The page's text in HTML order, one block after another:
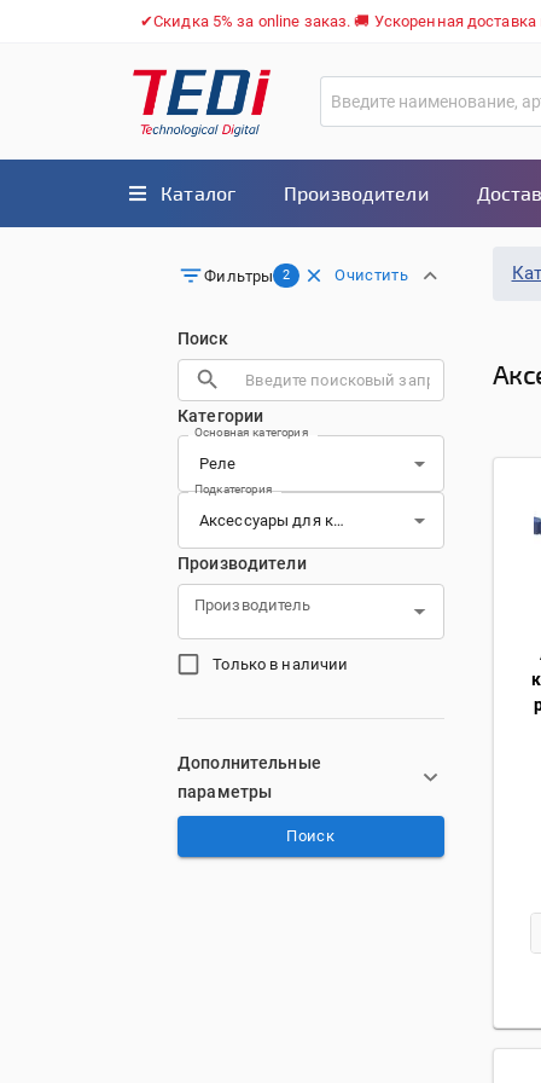
✔Скидка 5% за online заказ. 🚚 Ускоренная
Каталог Производители
Фильтры 2 Очистить
Поиск
Категории
Основная категория
Подкатегория
Производители
Производитель
Только в наличии
Дополнительные
параметры
Поиск